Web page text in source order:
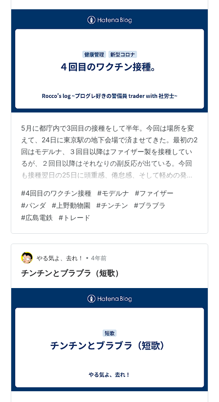
5月に都庁内で3回目の接種をして半年。今回は場所を変
えて、24日に東京駅の地下会場で済ませてきた。最初の2
回はモデルナ、３回目以降はファイザー製を接種してい
るが、２回目以降はそれなりの副反応が出ている。今回
も接種翌日の25日に頭重感、倦怠感、そして軽めの発熱
服用。 翌日起きたら体調はほぼ元に戻ったように感じた
が、土曜日（26日）、仕事に行ったら、まだちょっとア
タマに違和感があった。もっともこれは、接種とは無関
係かも知れないが。 それにしても、今回の接種会場でも
パンダの映像が流れていた。気分が和むとでも思ってい
るのかな。僕など、億はかかると…
#4回目のワクチン接種 #モデルナ #ファイザー
#パンダ # 上野動物園 #チンチン #ブラブラ
#広島電鉄 # トレード
やる気よ、去れ！ • 4年前
チンチンとブラブラ（短歌）